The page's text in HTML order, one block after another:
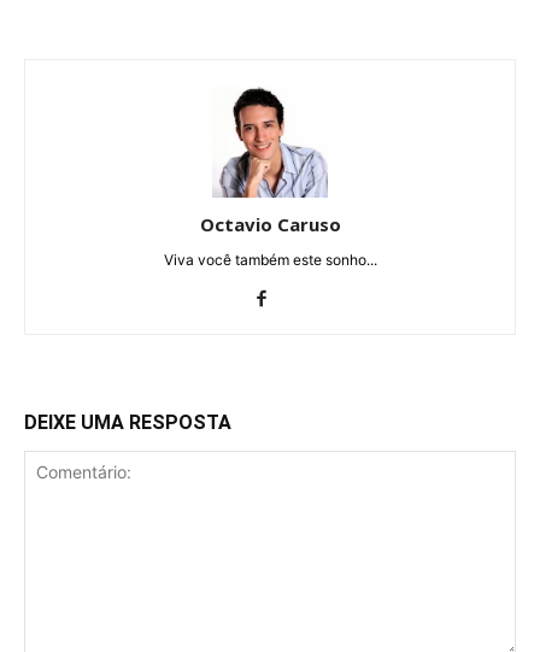
Octavio Caruso
Viva você também este sonho...
DEIXE UMA RESPOSTA